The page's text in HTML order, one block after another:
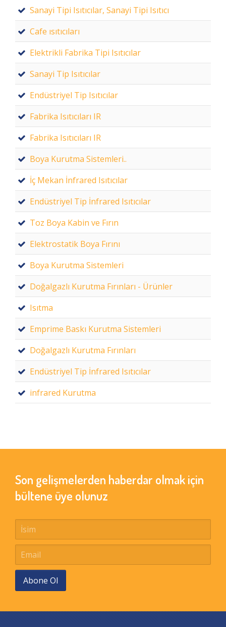
Sanayi Tipi Isıtıcılar, Sanayi Tipi Isıtıcı
Cafe ısıtıcıları
Elektrikli Fabrika Tipi Isıtıcılar
Sanayi Tip Isıtıcılar
Endüstriyel Tip Isıtıcılar
Fabrika Isıtıcıları IR
Fabrika Isıtıcıları IR
Boya Kurutma Sistemleri..
İç Mekan İnfrared Isıtıcılar
Endüstriyel Tip İnfrared Isıtıcılar
Toz Boya Kabin ve Fırın
Elektrostatik Boya Fırını
Boya Kurutma Sistemleri
Doğalgazlı Kurutma Fırınları - Ürünler
Isıtma
Emprime Baskı Kurutma Sistemleri
Doğalgazlı Kurutma Fırınları
Endüstriyel Tip İnfrared Isıtıcılar
infrared Kurutma
Son gelişmelerden haberdar olmak için
bültene üye olunuz
Abone Ol